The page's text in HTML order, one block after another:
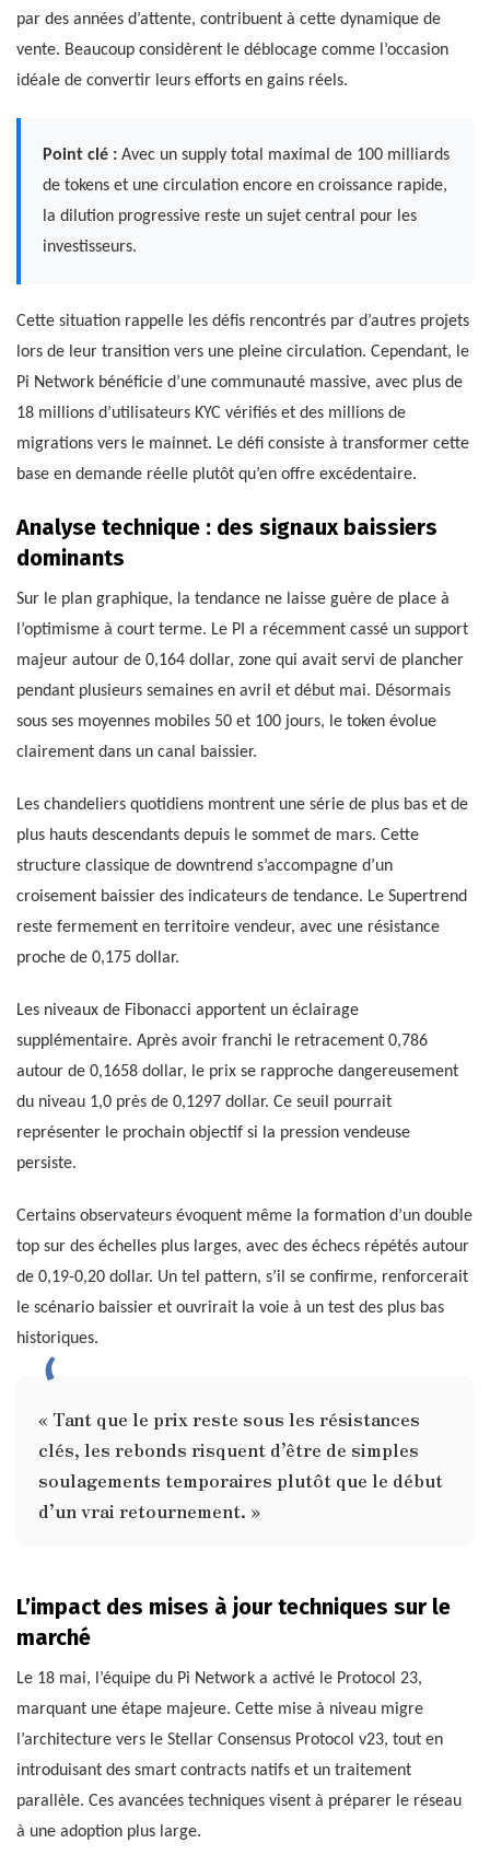
par des années d’attente, contribuent à cette dynamique de
vente. Beaucoup considèrent le déblocage comme l’occasion
idéale de convertir leurs efforts en gains réels.
Point clé : Avec un supply total maximal de 100 milliards
de tokens et une circulation encore en croissance rapide,
la dilution progressive reste un sujet central pour les
investisseurs.
Cette situation rappelle les défis rencontrés par d’autres projets
lors de leur transition vers une pleine circulation. Cependant, le
Pi Network bénéficie d’une communauté massive, avec plus de
18 millions d’utilisateurs KYC vérifiés et des millions de
migrations vers le mainnet. Le défi consiste à transformer cette
base en demande réelle plutôt qu’en offre excédentaire.
Analyse technique : des signaux baissiers
dominants
Sur le plan graphique, la tendance ne laisse guère de place à
l’optimisme à court terme. Le PI a récemment cassé un support
majeur autour de 0,164 dollar, zone qui avait servi de plancher
pendant plusieurs semaines en avril et début mai. Désormais
sous ses moyennes mobiles 50 et 100 jours, le token évolue
clairement dans un canal baissier.
Les chandeliers quotidiens montrent une série de plus bas et de
plus hauts descendants depuis le sommet de mars. Cette
structure classique de downtrend s’accompagne d’un
croisement baissier des indicateurs de tendance. Le Supertrend
reste fermement en territoire vendeur, avec une résistance
proche de 0,175 dollar.
Les niveaux de Fibonacci apportent un éclairage
supplémentaire. Après avoir franchi le retracement 0,786
autour de 0,1658 dollar, le prix se rapproche dangereusement
du niveau 1,0 près de 0,1297 dollar. Ce seuil pourrait
représenter le prochain objectif si la pression vendeuse
persiste.
Certains observateurs évoquent même la formation d’un double
top sur des échelles plus larges, avec des échecs répétés autour
de 0,19-0,20 dollar. Un tel pattern, s’il se confirme, renforcerait
le scénario baissier et ouvrirait la voie à un test des plus bas
historiques.
« Tant que le prix reste sous les résistances
clés, les rebonds risquent d’être de simples
soulagements temporaires plutôt que le début
d’un vrai retournement. »
L’impact des mises à jour techniques sur le
marché
Le 18 mai, l’équipe du Pi Network a activé le Protocol 23,
marquant une étape majeure. Cette mise à niveau migre
l’architecture vers le Stellar Consensus Protocol v23, tout en
introduisant des smart contracts natifs et un traitement
parallèle. Ces avancées techniques visent à préparer le réseau
à une adoption plus large.